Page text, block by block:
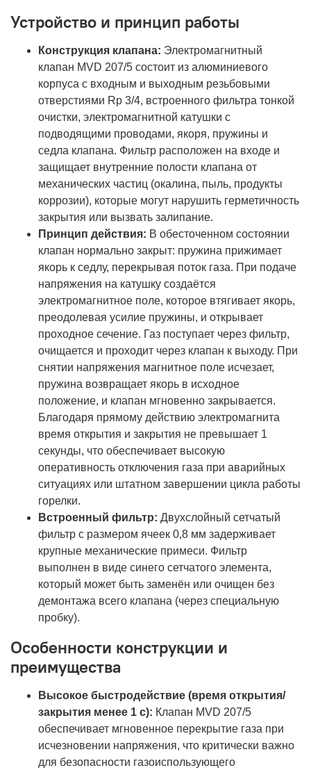
Устройство и принцип работы
Конструкция клапана: Электромагнитный
клапан MVD 207/5 состоит из алюминиевого
корпуса с входным и выходным резьбовыми
отверстиями Rp 3/4, встроенного фильтра тонкой
очистки, электромагнитной катушки с
подводящими проводами, якоря, пружины и
седла клапана. Фильтр расположен на входе и
защищает внутренние полости клапана от
механических частиц (окалина, пыль, продукты
коррозии), которые могут нарушить герметичность
закрытия или вызвать залипание.
Принцип действия: В обесточенном состоянии
клапан нормально закрыт: пружина прижимает
якорь к седлу, перекрывая поток газа. При подаче
напряжения на катушку создаётся
электромагнитное поле, которое втягивает якорь,
преодолевая усилие пружины, и открывает
проходное сечение. Газ поступает через фильтр,
очищается и проходит через клапан к выходу. При
снятии напряжения магнитное поле исчезает,
пружина возвращает якорь в исходное
положение, и клапан мгновенно закрывается.
Благодаря прямому действию электромагнита
время открытия и закрытия не превышает 1
секунды, что обеспечивает высокую
оперативность отключения газа при аварийных
ситуациях или штатном завершении цикла работы
горелки.
Встроенный фильтр: Двухслойный сетчатый
фильтр с размером ячеек 0,8 мм задерживает
крупные механические примеси. Фильтр
выполнен в виде синего сетчатого элемента,
который может быть заменён или очищен без
демонтажа всего клапана (через специальную
пробку).
Особенности конструкции и
преимущества
Высокое быстродействие (время открытия/
закрытия менее 1 с): Клапан MVD 207/5
обеспечивает мгновенное перекрытие газа при
исчезновении напряжения, что критически важно
для безопасности газоиспользующего